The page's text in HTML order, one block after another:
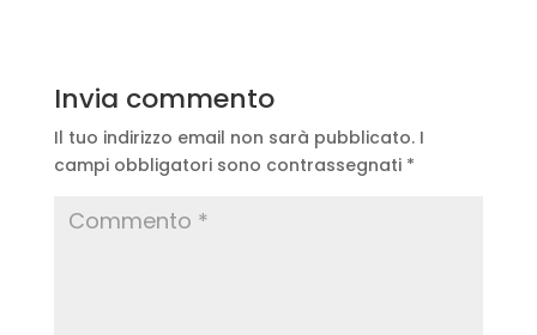
Invia commento
Il tuo indirizzo email non sarà pubblicato. I
campi obbligatori sono contrassegnati *